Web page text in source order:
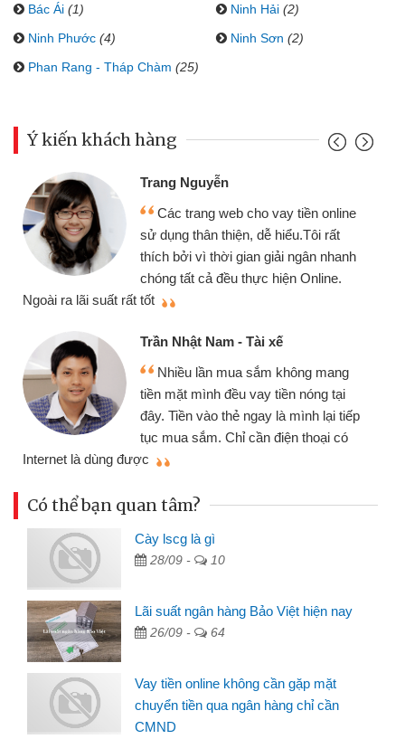
Bác Ái (1) Ninh Hải (2)
Ninh Phước (4) Ninh Sơn (2)
Phan Rang - Tháp Chàm (25)
Ý kiến khách hàng
Trang Nguyễn
Các trang web cho vay tiền online
sử dụng thân thiện, dễ hiểu.Tôi rất
thích bởi vì thời gian giải ngân nhanh
chóng tất cả đều thực hiện Online.
Ngoài ra lãi suất rất tốt
Trần Nhật Nam - Tài xế
Nhiều lần mua sắm không mang
tiền mặt mình đều vay tiền nóng tại
đây. Tiền vào thẻ ngay là mình lại tiếp
tục mua sắm. Chỉ cần điện thoại có
Internet là dùng được
Có thể bạn quan tâm?
Cày lscg là gì
28/09 - 10
Lãi suất ngân hàng Bảo Việt hiện nay
26/09 - 64
Vay tiền online không cần gặp mặt
chuyển tiền qua ngân hàng chỉ cần
CMND